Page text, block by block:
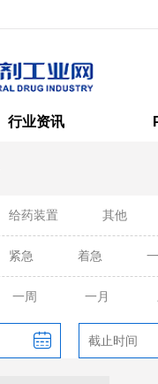
行业资讯
给药装置 其他
紧急 着急
一周 一月